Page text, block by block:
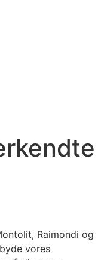
Raimondi og
vores